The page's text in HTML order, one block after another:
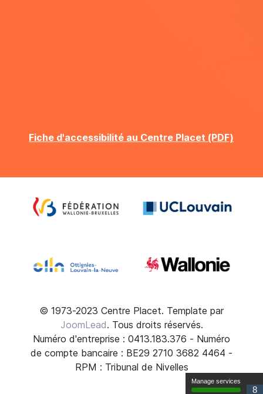
Fiche d'accessibilité au Centre Placet (PDF)
© 1973-2023 Centre Placet. Template par
JoomLead. Tous droits réservés.
Numéro d'entreprise : 0413.183.376 - Numéro
de compte bancaire : BE29 2710 3682 4464 -
RPM : Tribunal de Nivelles
Manage services
8